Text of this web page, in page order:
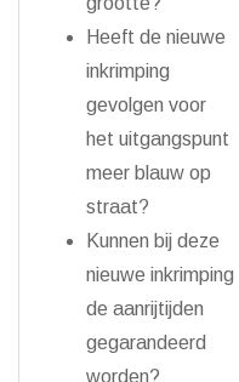
Heeft de nieuwe
inkrimping
gevolgen voor
het uitgangspunt
meer blauw op
straat?
Kunnen bij deze
nieuwe inkrimping
de aanrijtijden
gegarandeerd
worden?